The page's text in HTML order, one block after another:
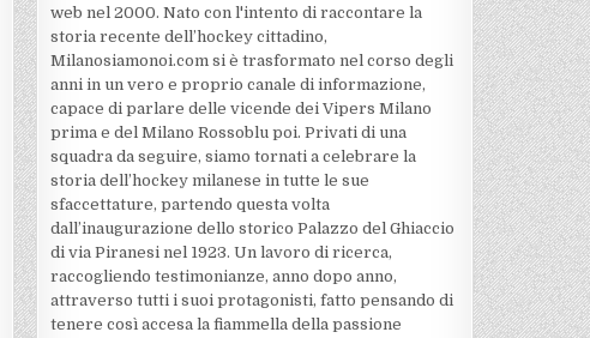
web nel 2000. Nato con l'intento di raccontare la
storia recente dell’hockey cittadino,
Milanosiamonoi.com si è trasformato nel corso degli
anni in un vero e proprio canale di informazione,
capace di parlare delle vicende dei Vipers Milano
prima e del Milano Rossoblu poi. Privati di una
squadra da seguire, siamo tornati a celebrare la
storia dell’hockey milanese in tutte le sue
sfaccettature, partendo questa volta
dall’inaugurazione dello storico Palazzo del Ghiaccio
di via Piranesi nel 1923. Un lavoro di ricerca,
raccogliendo testimonianze, anno dopo anno,
attraverso tutti i suoi protagonisti, fatto pensando di
tenere così accesa la fiammella della passione